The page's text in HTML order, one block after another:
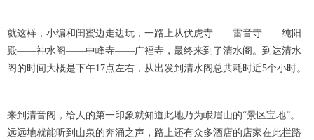
就这样，小编和闺蜜边走边玩，一路上从伏虎寺——雷音寺——纯阳
殿——神水阁——中峰寺——广福寺，最终来到了清水阁。到达清水
阁的时间大概是下午17点左右，从出发到清水阁总共耗时近5个小时。
来到清音阁，给人的第一印象就知道此地乃为峨眉山的“景区宝地”。
远远地就能听到山泉的奔涌之声，路上还有众多酒店的店家在此拦路